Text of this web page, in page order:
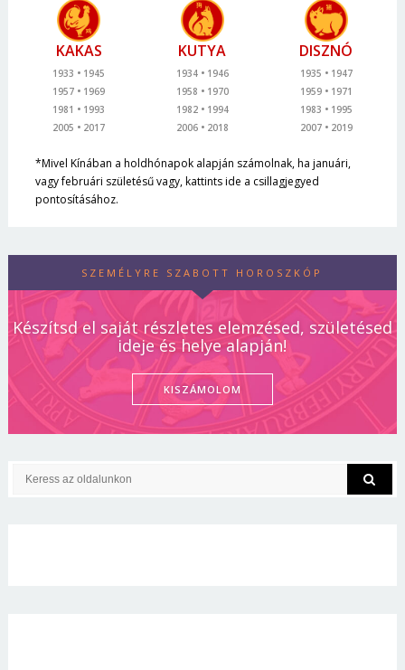
KAKAS
1933
1945
1957
1969
1981
1993
2005
2017
KUTYA
1934
1946
1958
1970
1982
1994
2006
2018
DISZNÓ
1935
1947
1959
1971
1983
1995
2007
2019
*Mivel Kínában a holdhónapok alapján számolnak, ha januári,
vagy februári születésű vagy, kattints ide a csillagjegyed
pontosításához.
SZEMÉLYRE SZABOTT HOROSZKÓP
Készítsd el saját részletes elemzésed, születésed
ideje és helye alapján!
KISZÁMOLOM